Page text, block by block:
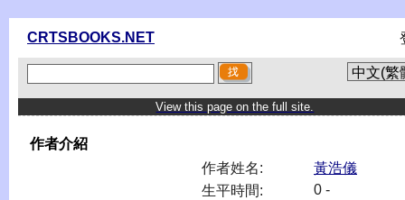
CRTSBOOKS.NET
View this page on the full site.
作者介紹
作者姓名:
黃浩儀
生平時間:
0 -